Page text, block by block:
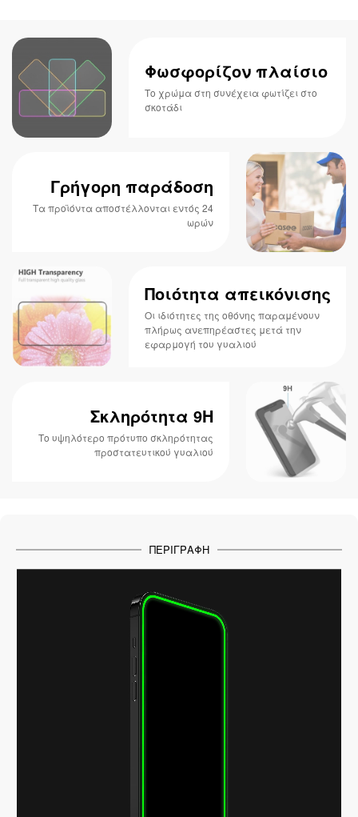
Φωσφορίζον πλαίσιο
Το χρώμα στη συνέχεια φωτίζει στο
σκοτάδι
Γρήγορη παράδοση
Τα προϊόντα αποστέλλονται εντός 24
ωρών
Ποιότητα απεικόνισης
Οι ιδιότητες της οθόνης παραμένουν
πλήρως ανεπηρέαστες μετά την
εφαρμογή του γυαλιού
Σκληρότητα 9H
Το υψηλότερο πρότυπο σκληρότητας
προστατευτικού γυαλιού
ΠΕΡΙΓΡΑΦΉ